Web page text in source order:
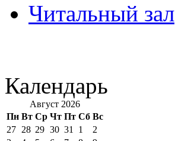
Читальный зал
Календарь
Август 2026
Пн Вт Ср Чт Пт Сб Вс
27 28 29 30 31 1
2